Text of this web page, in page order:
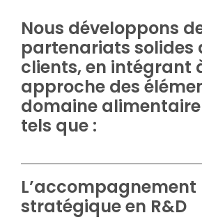
Nous développons
partenariats solides
clients, en intégrant
approche des
domaine
tels que :
L’accompagnement
stratégique en R&D